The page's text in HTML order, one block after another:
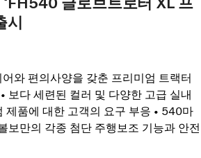
시
와 편의사양을 갖춘 프리미엄 트랙터
보다 세련된 컬러 및 다양한 고급 실내
제품에 대한 고객의 요구 부응 • 540마
보만의 각종 첨단 주행보조 기능과 안전